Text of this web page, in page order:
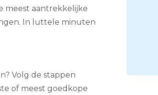
meest aantrekkelijke
In luttele minuten
Volg de stappen
of meest goedkope